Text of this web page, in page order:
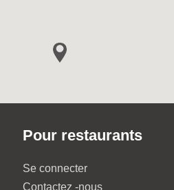
Pour restaurants
Se connecter
Contactez -nous